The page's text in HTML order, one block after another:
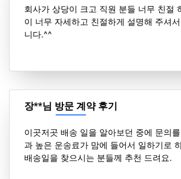
회사가 상당이 크고 직원 분들 너무 친절
이 너무 자세하고 친절하게 설명해 주셔
니다.^^
장**님 방문 계약 후기
이곳저곳 배송 일을 알아보던 중에 문의
과 높은 운송료가 맘에 들어서 일하기로
배송일을 찾으시는 분들께 추천 드려요.